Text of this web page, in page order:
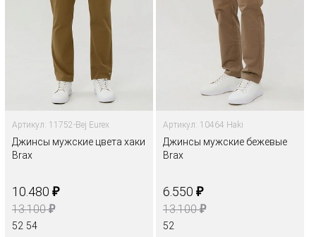
Артикул: 11752-Bej Eurex
Джинсы мужские цвета хаки
Brax
10.480 ₽
13.100₽
52 54
Артикул: 10464 Haki
Джинсы мужские бежевые
Brax
6.550 ₽
13.100₽
52